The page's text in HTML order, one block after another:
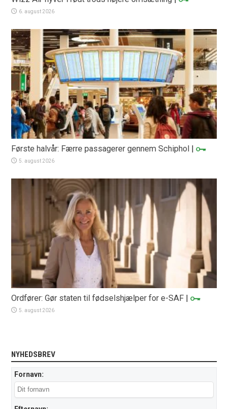
6. august 2026
Første halvår: Færre passagerer gennem Schiphol |
5. august 2026
Ordfører: Gør staten til fødselshjælper for e-SAF |
5. august 2026
NYHEDSBREV
Fornavn: